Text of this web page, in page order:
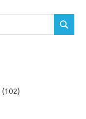
検
(102)